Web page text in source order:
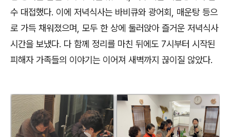
수 대접했다. 이에 저녁식사는 바비큐와 광어회, 매운탕 등으
로 가득 채워졌으며, 모두 한 상에 둘러앉아 즐거운 저녁식사
시간을 보냈다. 다 함께 정리를 마친 뒤에도 7시부터 시작된
피해자 가족들의 이야기는 이어져 새벽까지 끊이질 않았다.